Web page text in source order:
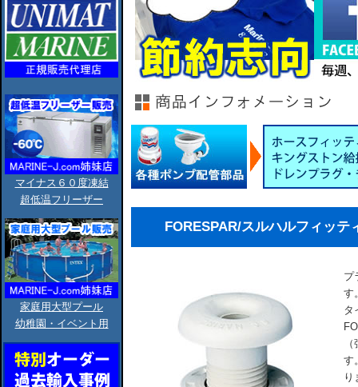
マイナス６０度凍結
超低温フリーザー
家庭用大型プール
幼稚園・イベント用
FORESPAR/スルハルフィッ
プ
す
タ
す
り